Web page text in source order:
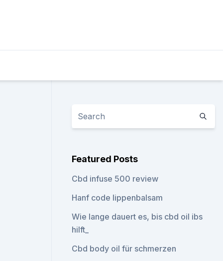
Featured Posts
Cbd infuse 500 review
Hanf code lippenbalsam
Wie lange dauert es, bis cbd oil ibs
hilft_
Cbd body oil für schmerzen